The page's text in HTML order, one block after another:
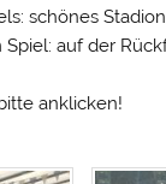
schönes
auf der
anklicken!